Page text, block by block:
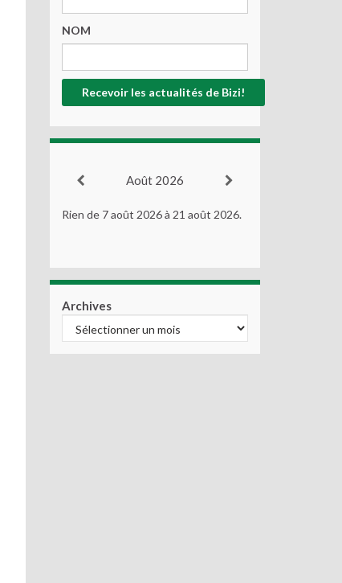
NOM
Août 2026
Rien de 7 août 2026 à 21 août 2026.
Archives